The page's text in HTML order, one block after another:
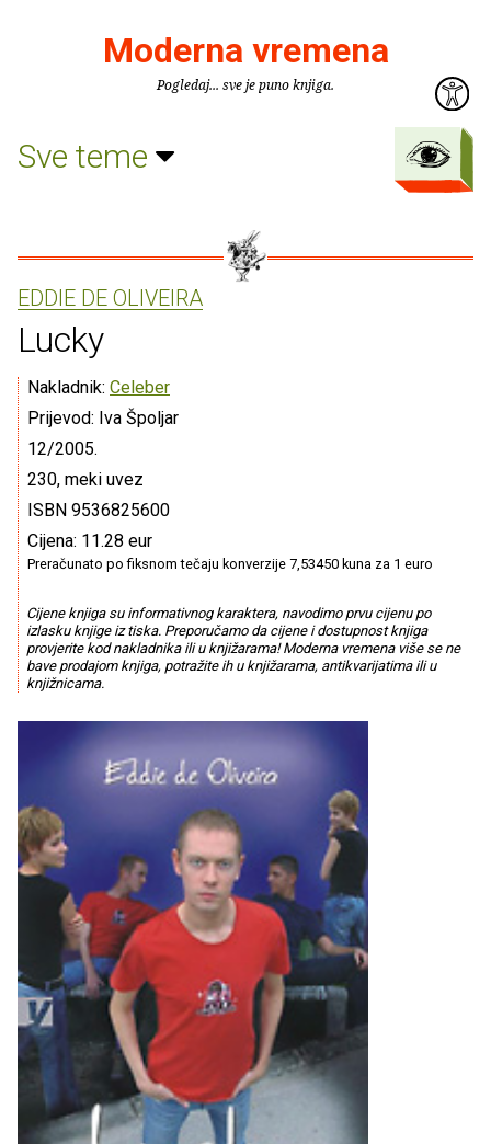
Moderna vremena
Pogledaj... sve je puno knjiga.
Sve teme
EDDIE DE OLIVEIRA
Lucky
Nakladnik: Celeber
Prijevod: Iva Špoljar
12/2005.
230, meki uvez
ISBN 9536825600
Cijena: 11.28 eur
Preračunato po fiksnom tečaju konverzije 7,53450 kuna za 1 euro
Cijene knjiga su informativnog karaktera, navodimo prvu cijenu po
izlasku knjige iz tiska. Preporučamo da cijene i dostupnost knjiga
provjerite kod nakladnika ili u knjižarama! Moderna vremena više se ne
bave prodajom knjiga, potražite ih u knjižarama, antikvarijatima ili u
knjižnicama.